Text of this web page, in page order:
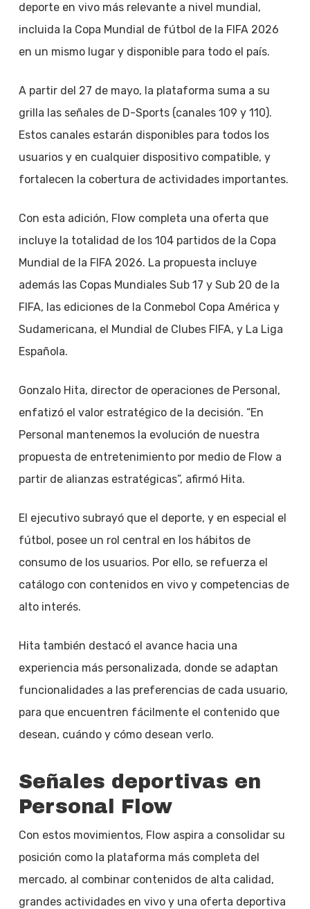
deporte en vivo más relevante a nivel mundial,
incluida la Copa Mundial de fútbol de la FIFA 2026
en un mismo lugar y disponible para todo el país.
A partir del 27 de mayo, la plataforma suma a su
grilla las señales de D-Sports (canales 109 y 110).
Estos canales estarán disponibles para todos los
usuarios y en cualquier dispositivo compatible, y
fortalecen la cobertura de actividades importantes.
Con esta adición, Flow completa una oferta que
incluye la totalidad de los 104 partidos de la Copa
Mundial de la FIFA 2026. La propuesta incluye
además las Copas Mundiales Sub 17 y Sub 20 de la
FIFA, las ediciones de la Conmebol Copa América y
Sudamericana, el Mundial de Clubes FIFA, y La Liga
Española.
Gonzalo Hita, director de operaciones de Personal,
enfatizó el valor estratégico de la decisión. “En
Personal mantenemos la evolución de nuestra
propuesta de entretenimiento por medio de Flow a
partir de alianzas estratégicas”, afirmó Hita.
El ejecutivo subrayó que el deporte, y en especial el
fútbol, posee un rol central en los hábitos de
consumo de los usuarios. Por ello, se refuerza el
catálogo con contenidos en vivo y competencias de
alto interés.
Hita también destacó el avance hacia una
experiencia más personalizada, donde se adaptan
funcionalidades a las preferencias de cada usuario,
para que encuentren fácilmente el contenido que
desean, cuándo y cómo desean verlo.
Señales deportivas en
Personal Flow
Con estos movimientos, Flow aspira a consolidar su
posición como la plataforma más completa del
mercado, al combinar contenidos de alta calidad,
grandes actividades en vivo y una oferta deportiva